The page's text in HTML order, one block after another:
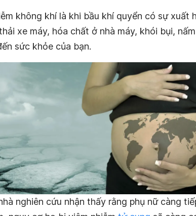
không khí là khi bầu khí quyển có sự xuất
xe máy, hóa chất ở nhà máy, khói bụi,
sức khỏe của bạn.
nghiên cứu nhận thấy rằng phụ nữ càng